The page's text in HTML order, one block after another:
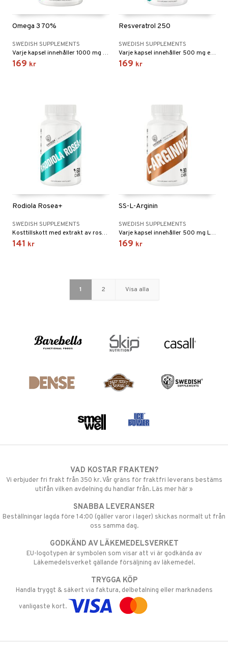
Omega 3 70%
SWEDISH SUPPLEMENTS
Varje kapsel innehåller 1000 mg fiskolja rik på EPA och DHA
169 kr
Resveratrol 250
SWEDISH SUPPLEMENTS
Varje kapsel innehåller 500 mg extrakt från Polygonum cuspidatum, standardiserat till 50 % trans-resveratrol.
169 kr
Rodiola Rosea+
SWEDISH SUPPLEMENTS
Kosttillskott med extrakt av rosenrot (Rhodiola rosea) och vitamin B5 (pantotensyra).
141 kr
SS-L-Arginin
SWEDISH SUPPLEMENTS
Varje kapsel innehåller 500 mg L-arginin. Fri från onödiga tillsatser och innehåller inga andra aktiva ingredienser.
169 kr
1 2 Visa alla
VAD KOSTAR FRAKTEN?
Vi erbjuder fri frakt från 350 kr. Vår gräns för fraktfri leverans bestäms
utifån vilken avdelning du handlar från. Läs mer här »
SNABBA LEVERANSER
Beställningar lagda före 14:00 (gäller varor i lager) skickas normalt ut från
oss samma dag.
GODKÄND AV LÄKEMEDELSVERKET
EU-logotypen är symbolen som visar att vi är godkända av
Läkemedelsverket gällande försäljning av läkemedel.
TRYGGA KÖP
Handla tryggt & säkert via faktura, delbetalning eller marknadens
vanligaste kort.